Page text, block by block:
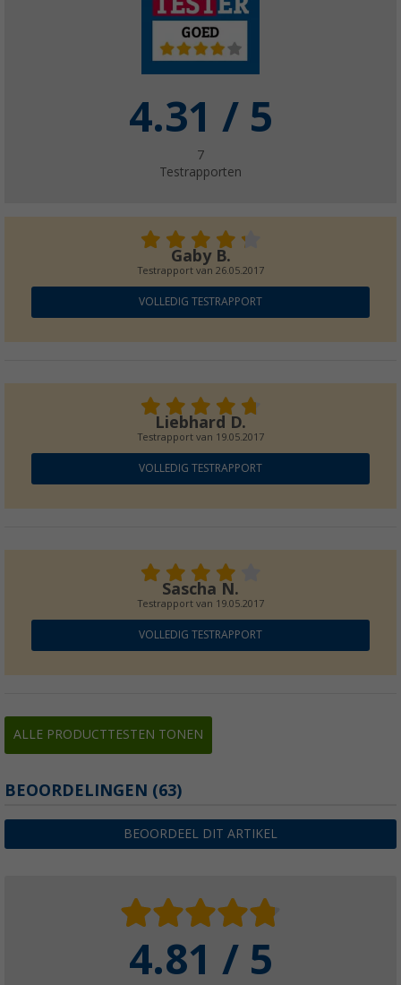
4.31 / 5
7
Testrapporten
Gaby B.
Testrapport van 26.05.2017
VOLLEDIG TESTRAPPORT
Liebhard D.
Testrapport van 19.05.2017
VOLLEDIG TESTRAPPORT
Sascha N.
Testrapport van 19.05.2017
VOLLEDIG TESTRAPPORT
ALLE PRODUCTTESTEN TONEN
BEOORDELINGEN (63)
BEOORDEEL DIT ARTIKEL
4.81 / 5